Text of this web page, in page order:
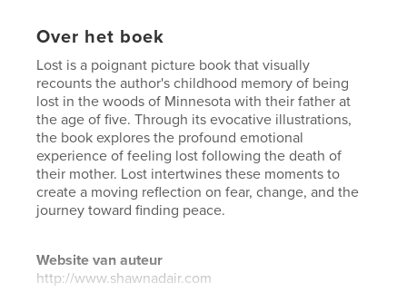
Over het boek
Lost is a poignant picture book that visually
recounts the author's childhood memory of being
lost in the woods of Minnesota with their father at
the age of five. Through its evocative illustrations,
the book explores the profound emotional
experience of feeling lost following the death of
their mother. Lost intertwines these moments to
create a moving reflection on fear, change, and the
journey toward finding peace.
Website van auteur
http://www.shawnadair.com